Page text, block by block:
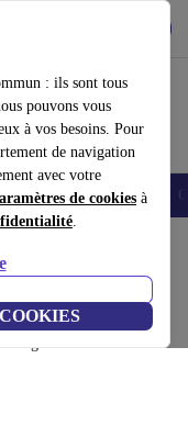
: ils sont tous
pouvons vous
à vos besoins. Pour
de navigation
avec votre
de cookies à
.
Accessoires
moins de 2600€ –
et garantie de 12 mois.